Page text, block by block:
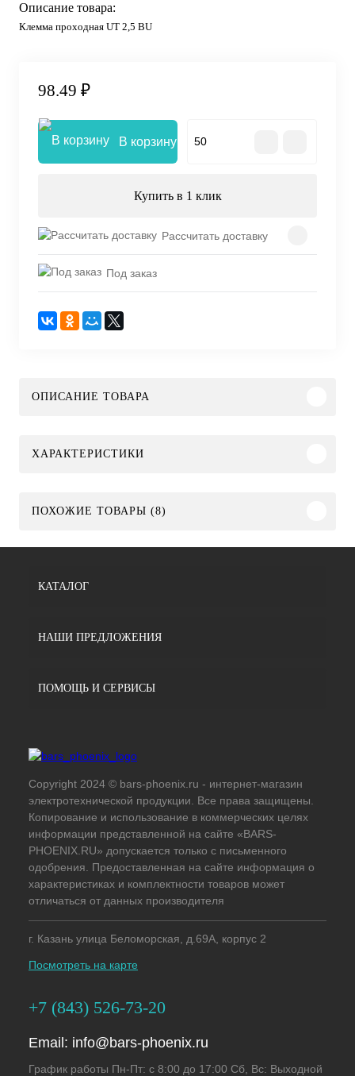
Описание товара:
Клемма проходная UT 2,5 BU
98.49 ₽
В корзину
Купить в 1 клик
Рассчитать доставку
Под заказ
ОПИСАНИЕ ТОВАРА
ХАРАКТЕРИСТИКИ
ПОХОЖИЕ ТОВАРЫ (8)
КАТАЛОГ
НАШИ ПРЕДЛОЖЕНИЯ
ПОМОЩЬ И СЕРВИСЫ
Copyright 2024 © bars-phoenix.ru - интернет-магазин
электротехнической продукции. Все права защищены.
Копирование и использование в коммерческих целях
информации представленной на сайте «BARS-
PHOENIX.RU» допускается только с письменного
одобрения. Предоставленная на сайте информация о
характеристиках и комплектности товаров может
отличаться от данных производителя
г. Казань улица Беломорская, д.69А, корпус 2
Посмотреть на карте
+7 (843) 526-73-20
Email: info@bars-phoenix.ru
График работы Пн-Пт: с 8:00 до 17:00 Сб, Вс: Выходной